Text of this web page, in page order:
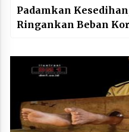
Padamkan
Ringankan Beban